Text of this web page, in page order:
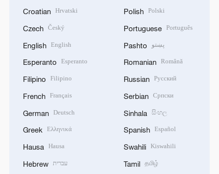
Croatian Hrvatski
Czech Český
English English
Esperanto Esperanto
Filipino Filipino
French Français
German Deutsch
Greek Ελληνικά
Hausa Hausa
Hebrew עברית
Polish Polski
Portuguese Português
Pashto پښتو
Romanian Română
Russian Русский
Serbian Српски
Sinhala සිංහල
Spanish Español
Swahili Kiswahili
Tamil தமிழ்